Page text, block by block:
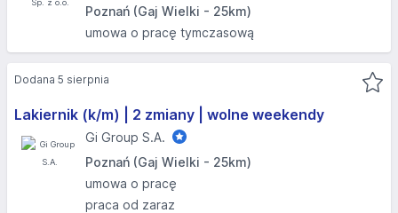
Poznań (Gaj Wielki - 25km)
umowa o pracę tymczasową
Lakiernik (k/m) | 2 zmiany | wolne weekendy
Gi Group S.A.
Poznań (Gaj Wielki - 25km)
umowa o pracę
praca od zaraz
Dodana 5 sierpnia